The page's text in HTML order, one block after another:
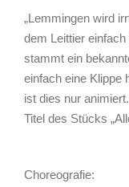
„Lemmingen wird
dem Leittier
stammt ein
einfach eine Klippe
ist dies nur
Titel des Stücks
Choreografie: